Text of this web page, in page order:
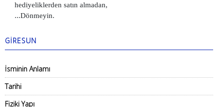
hediyeliklerden satın almadan,
...Dönmeyin.
GİRESUN
İsminin Anlamı
Tarihi
Fiziki Yapı